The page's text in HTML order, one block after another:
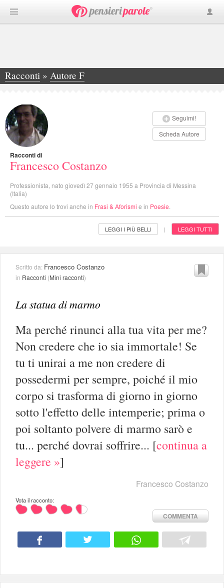
Racconti » Autore F
»Francesco Costanzo
Seguimi!
Scheda Autore
Racconti di
Francesco Costanzo
Professionista, nato giovedì 27 gennaio 1955 a Provincia di Messina
(Italia)
Questo autore lo trovi anche in Frasi & Aforismi e in Poesie
LEGGI I PIÙ BELLI | LEGGI TUTTI
Scritto da: Francesco Costanzo
in Racconti (Mini racconti)
La statua di marmo
Ma perché rinunci alla tua vita per me?
Non credere che io sia immortale! Se
tu ti unirai a me non credere di
possedermi per sempre, poiché il mio
corpo si trasforma di giorno in giorno
sotto l'effetto delle intemperie; prima o
poi soltanto polvere di marmo sarò e
tu... perché dovrai soffrire... [continua a
leggere »]
Francesco Costanzo
Vota il racconto:
COMMENTA